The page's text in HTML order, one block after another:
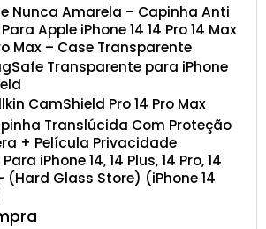
Nunca Amarela – Capinha Anti
Apple iPhone 14 14 Pro 14 Max
Max – Case Transparente
Transparente para iPhone
CamShield Pro 14 Pro Max
Translúcida Com Proteção
+ Película Privacidade
iPhone 14, 14 Plus, 14 Pro, 14
(Hard Glass Store) (iPhone 14